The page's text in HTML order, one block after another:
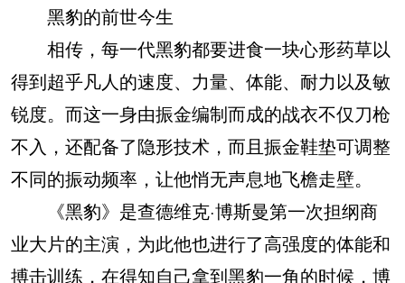
黑豹的前世今生
相传，每一代黑豹都要进食一块心形药草以
得到超乎凡人的速度、力量、体能、耐力以及敏
锐度。而这一身由振金编制而成的战衣不仅刀枪
不入，还配备了隐形技术，而且振金鞋垫可调整
不同的振动频率，让他悄无声息地飞檐走壁。
《黑豹》是查德维克·博斯曼第一次担纲商
业大片的主演，为此他也进行了高强度的体能和
搏击训练，在得知自己拿到黑豹一角的时候，博